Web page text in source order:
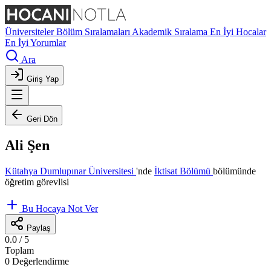
ÜniversitelerBölüm Sıralamaları Akademik Sıralama En İyi Hocalar
En İyi Yorumlar
Ara
Giriş Yap
Geri Dön
Ali Şen
Kütahya Dumlupınar Üniversitesi 'nde İktisat Bölümü bölümünde
öğretim görevlisi
Bu Hocaya Not Ver
Paylaş
0.0 / 5
Toplam
0 Değerlendirme